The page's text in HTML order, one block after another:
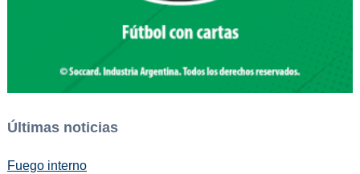
Últimas noticias
Fuego interno